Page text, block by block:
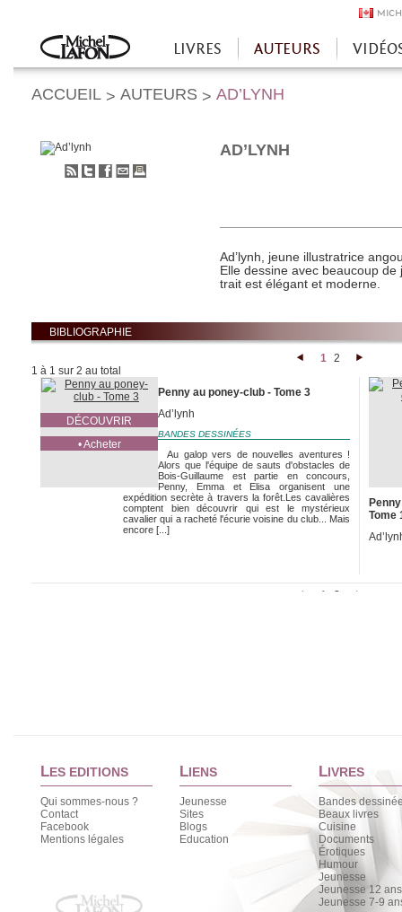
Accueil
LIVRES AUTEURS
ACCUEIL > AUTEURS > AD’LYNH
AD’LYNH
Ad’lynh, jeune illustratrice
Elle dessine avec beaucoup
trait est élégant et moderne.
BIBLIOGRAPHIE
1 2
1 à 1 sur 2 au total
DÉCOUVRIR
• Acheter
Penny au poney-club - Tome 3
Ad’lynh
BANDES DESSINÉES
Au galop vers de nouvelles aventures !
Alors que l'équipe de sauts d'obstacles de
Bois-Guillaume est partie en concours,
Penny, Emma et Elisa organisent une
expédition secrète à travers la forêt.Les cavalières
comptent bien découvrir qui est le mystérieux
cavalier qui a racheté l'écurie voisine du club... Mais
encore [...]
Tome
1 2
LES EDITIONS
Qui sommes-nous ?
Contact
Facebook
Mentions légales
LIENS
Jeunesse
Sites
Blogs
Education
LIVRES
Bandes
Beaux livres
Cuisine
Documents
Érotiques
Humour
Jeunesse
Jeunesse 12
Jeunesse 7-9